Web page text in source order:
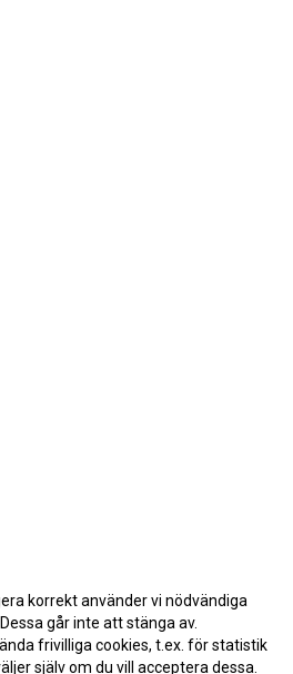
korrekt använder vi nödvändiga
går inte att stänga av.
frivilliga cookies, t.ex. för statistik
själv om du vill acceptera dessa.